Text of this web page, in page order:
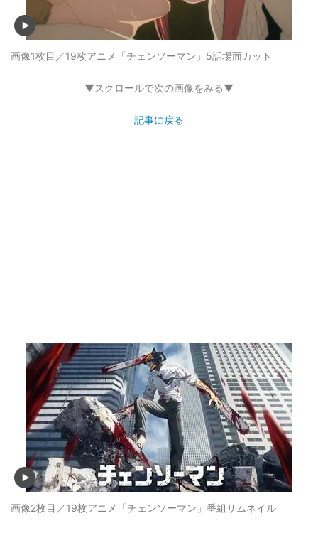
画像1枚目／19枚アニメ「チェンソーマン」5話場面カット
▼スクロールで次の画像をみる▼
記事に戻る
画像2枚目／19枚アニメ「チェンソーマン」番組サムネイル